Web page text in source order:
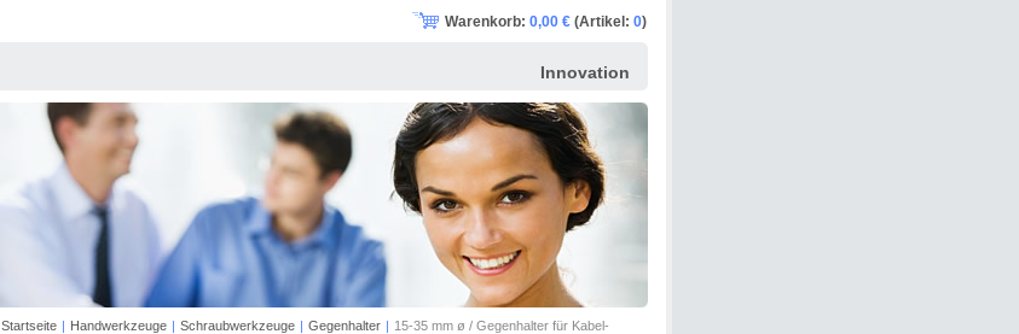
Innovation
Startseite | Handwerkzeuge | Schraubwerkzeuge | Gegenhalter | 15-35 mm ø / Gegenhalter für Kabel-
Warenkorb: 0,00 € (Artikel: 0)